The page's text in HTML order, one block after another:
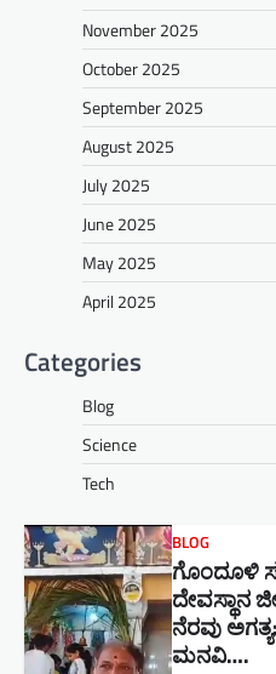
November 2025
October 2025
September 2025
August 2025
July 2025
June 2025
May 2025
April 2025
Categories
Blog
Science
Tech
BLOG
ಗೊಂದೂಳಿ
ದೇವಸ್ಥಾನ
ನೆರವು
ಮನವಿ​….